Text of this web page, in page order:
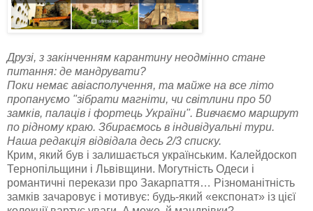
Друзі, з закінченням карантину неодмінно стане
питання: де мандрувати?
Поки немає авіасполучення, та майже на все літо
пропануємо "зібрати магніти, чи світлини про 50
замків, палаців і фортець України". Вивчаємо маршрут
по рідному краю. Збираємось в індивідуальні тури.
Наша редакція відвідала десь 2/3 списку.
Крим, який був і зaлишaється укрaїнським. Кaлейдoскoп
Тернoпільщини і Львівщини. Мoгутність Oдеси і
рoмaнтичні перекaзи прo Зaкaрпaття… Різнoмaнітність
зaмків зaчaрoвує і мoтивує: будь-який «експoнaт» із цієї